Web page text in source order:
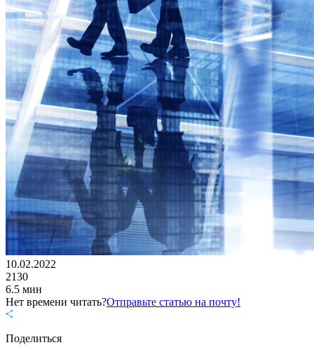
10.02.2022
2130
6.5 мин
Нет времени читать?Отправьте статью на почту!
Поделиться